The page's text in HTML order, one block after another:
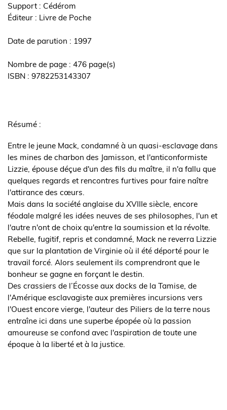
Support : Cédérom
Editeur
Livre de Poche
Date de parution : 1997
Nombre de page : 476 page(s)
ISBN : 9782253143307
l'ouvrage
Résumé :
Entre le jeune Mack, condamné à un quasi-esclavage dans
les mines de charbon des Jamisson, et l'anticonformiste
Lizzie, épouse déçue d'un des fils du maître, il n'a fallu que
quelques regards et rencontres furtives pour faire naître
l'attirance des cœurs.
Mais dans la société anglaise du XVIIIe siècle, encore
féodale malgré les idées neuves de ses philosophes, l'un et
l'autre n'ont de choix qu'entre la soumission et la révolte.
Rebelle, fugitif, repris et condamné, Mack ne reverra Lizzie
que sur la plantation de Virginie où il été déporté pour le
travail forcé. Alors seulement ils comprendront que le
bonheur se gagne en forçant le destin.
Des crassiers de l’Écosse aux docks de la Tamise, de
l'Amérique esclavagiste aux premières incursions vers
l'Ouest encore vierge, l'auteur des Piliers de la terre nous
entraîne ici dans une superbe épopée où la passion
amoureuse se confond avec l'aspiration de toute une
époque à la liberté et à la justice.